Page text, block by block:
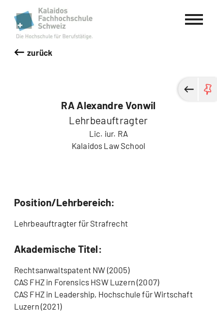
Kalaidos Fachhochschule Schweiz
zurück
RA Alexandre Vonwil
Lehrbeauftragter
Lic. iur. RA
Kalaidos Law School
Position/Lehrbereich:
Lehrbeauftragter für Strafrecht
Akademische Titel:
Rechtsanwaltspatent NW (2005)
CAS FHZ in Forensics HSW Luzern (2007)
CAS FHZ in Leadership, Hochschule für Wirtschaft
Luzern (2021)